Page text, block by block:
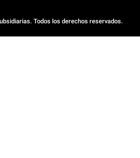
Todos los derechos reservados.